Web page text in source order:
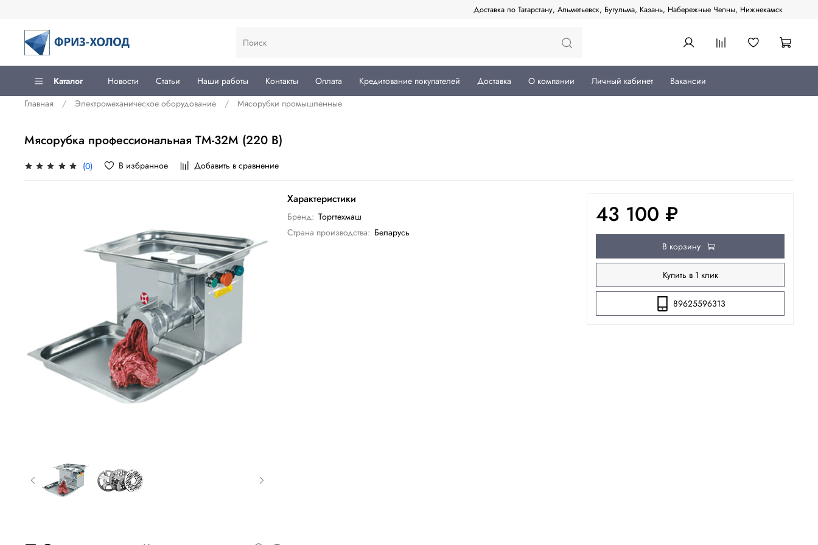
Доставка по Татарстану, Альметьевск, Бугульма, Казань, Набережные Челны, Нижнекамск
Каталог Новости Статьи Наши работы Контакты Оплата Кредитование покупателей Доставка О компании Личный кабинет
Вакансии
Главная
Электромеханическое оборудование Мясорубки промышленные
Мясорубка профессиональная ТМ-32М (220 В)
(0) В избранное Добавить в сравнение
Характеристики
Бренд: Торгтехмаш
Страна производства: Беларусь
43 100 ₽
В корзину
Купить в 1 клик
89625596313